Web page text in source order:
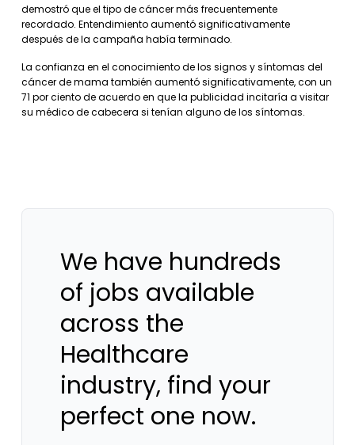
demostró que el tipo de cáncer más frecuentemente
recordado. Entendimiento aumentó significativamente
después de la campaña había terminado.
La confianza en el conocimiento de los signos y síntomas del
cáncer de mama también aumentó significativamente, con un
71 por ciento de acuerdo en que la publicidad incitaría a visitar
su médico de cabecera si tenían alguno de los síntomas.
We have hundreds
of jobs available
across the
Healthcare
industry, find your
perfect one now.